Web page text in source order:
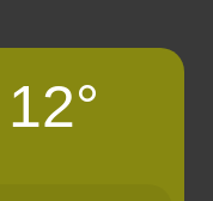
12°